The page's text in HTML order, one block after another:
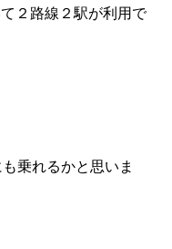
２路線２駅が利用で
乗れるかと思いま